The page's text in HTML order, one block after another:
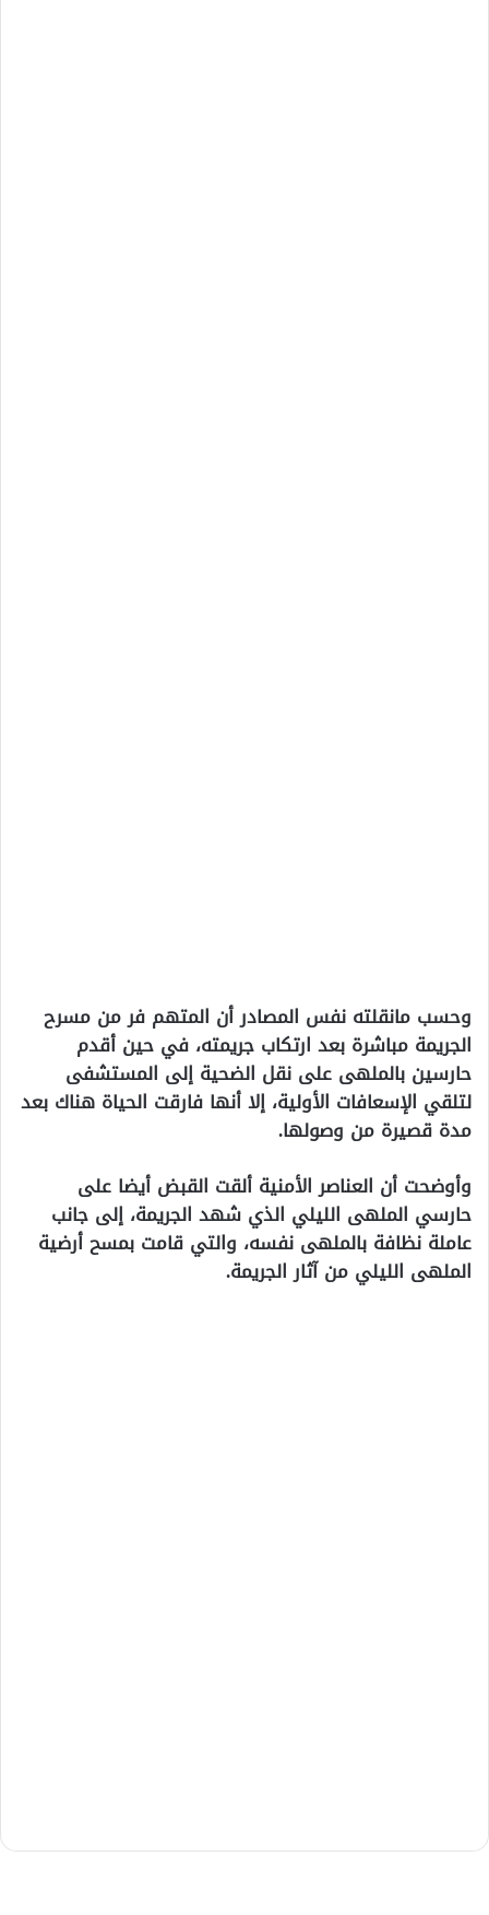
وحسب مانقلته نفس المصادر أن المتهم فر من مسرح
الجريمة مباشرة بعد ارتكاب جريمته، في حين أقدم
حارسين بالملهى على نقل الضحية إلى المستشفى
لتلقي الإسعافات الأولية، إلا أنها فارقت الحياة هناك بعد
مدة قصيرة من وصولها.
وأوضحت أن العناصر الأمنية ألقت القبض أيضا على
حارسي الملهى الليلي الذي شهد الجريمة، إلى جانب
عاملة نظافة بالملهى نفسه، والتي قامت بمسح أرضية
الملهى الليلي من آثار الجريمة.